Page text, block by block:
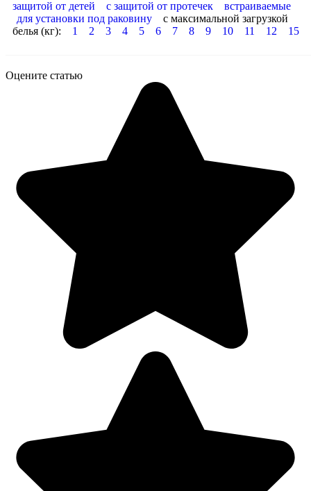
защитой от детей с защитой от протечек
встраиваемые
для установки под раковину
с максимальной загрузкой
белья (кг):
1 2 3 4 5 6 7 8 9 10 11 12 15
Оцените статью